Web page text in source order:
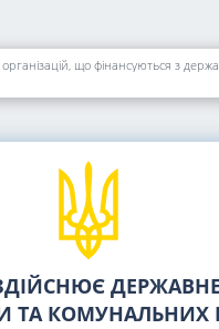
що фінансуються з
ТА КОМУНАЛЬНИХ